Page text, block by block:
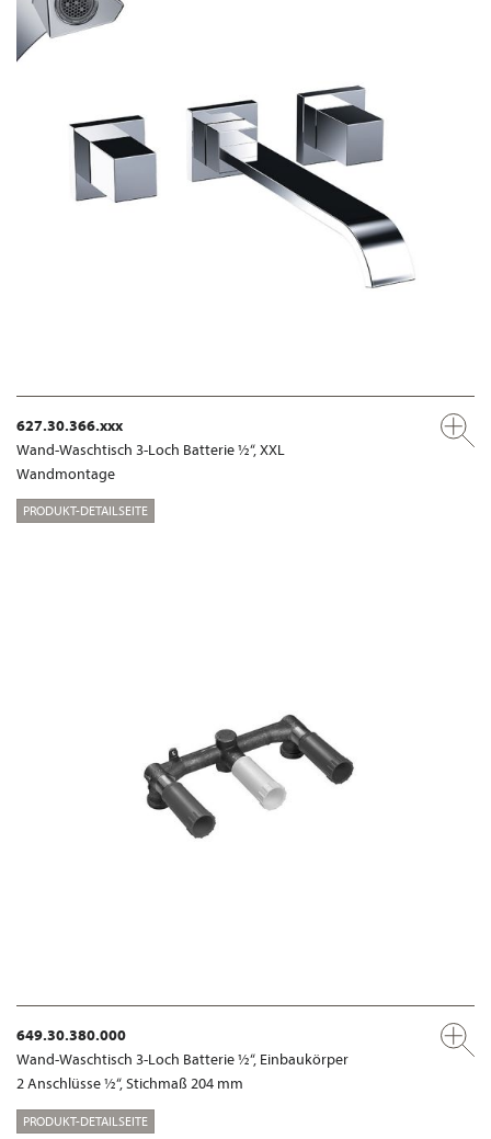
627.30.366.xxx
Wand-Waschtisch 3-Loch Batterie ½“, XXL
Wandmontage
PRODUKT-DETAILSEITE
649.30.380.000
Wand-Waschtisch 3-Loch Batterie ½“, Einbaukörper
2 Anschlüsse ½“, Stichmaß 204 mm
PRODUKT-DETAILSEITE